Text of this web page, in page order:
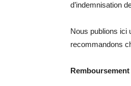
d’indemnisation
Nous publions ici
recommandons